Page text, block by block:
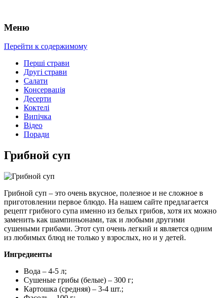
Меню
Перейти к содержимому
Перші страви
Другі страви
Салати
Консервація
Десерти
Коктелі
Випічка
Відео
Поради
Грибной суп
Грибной суп – это очень вкусное, полезное и не сложное в
приготовлении первое блюдо. На нашем сайте предлагается
рецепт грибного супа именно из белых грибов, хотя их можно
заменить как шампиньонами, так и любыми другими
сушеными грибами. Этот суп очень легкий и является одним
из любимых блюд не только у взрослых, но и у детей.
Ингредиенты
Вода – 4-5 л;
Сушеные грибы (белые) – 300 г;
Картошка (средняя) – 3-4 шт.;